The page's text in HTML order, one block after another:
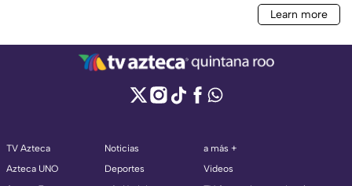
TV Azteca
Azteca UNO
Noticias
Deportes
a más +
Videos